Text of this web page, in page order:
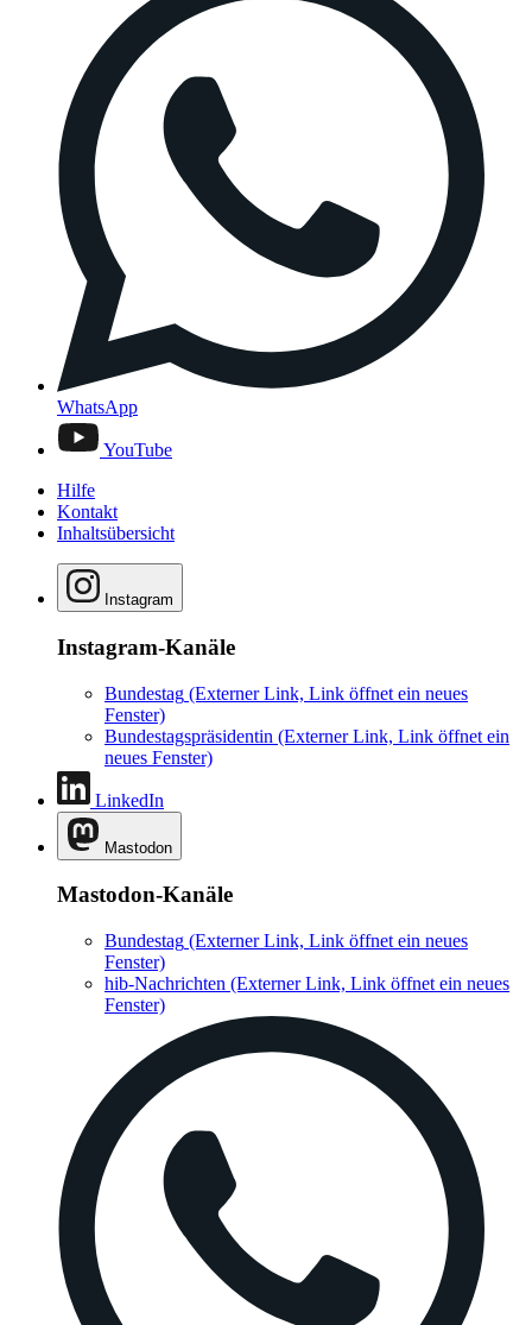
WhatsApp
YouTube
Hilfe
Kontakt
Inhaltsübersicht
Instagram
Instagram-Kanäle
Bundestag (Externer Link, Link öffnet ein neues
Fenster)
Bundestagspräsidentin (Externer Link, Link öffnet ein
neues Fenster)
LinkedIn
Mastodon
Mastodon-Kanäle
Bundestag (Externer Link, Link öffnet ein neues
Fenster)
hib-Nachrichten (Externer Link, Link öffnet ein neues
Fenster)